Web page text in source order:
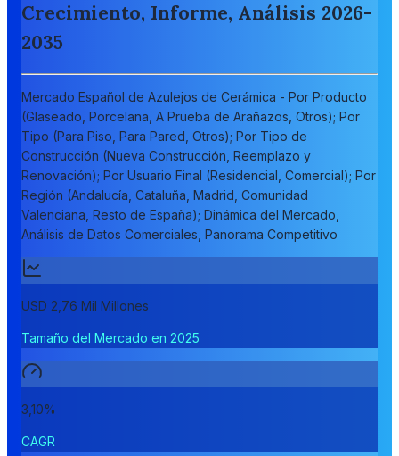
Crecimiento, Informe, Análisis 2026-
2035
Mercado Español de Azulejos de Cerámica - Por Producto
(Glaseado, Porcelana, A Prueba de Arañazos, Otros); Por
Tipo (Para Piso, Para Pared, Otros); Por Tipo de
Construcción (Nueva Construcción, Reemplazo y
Renovación); Por Usuario Final (Residencial, Comercial); Por
Región (Andalucía, Cataluña, Madrid, Comunidad
Valenciana, Resto de España); Dinámica del Mercado,
Análisis de Datos Comerciales, Panorama Competitivo
USD 2,76 Mil Millones
Tamaño del Mercado en 2025
3,10%
CAGR